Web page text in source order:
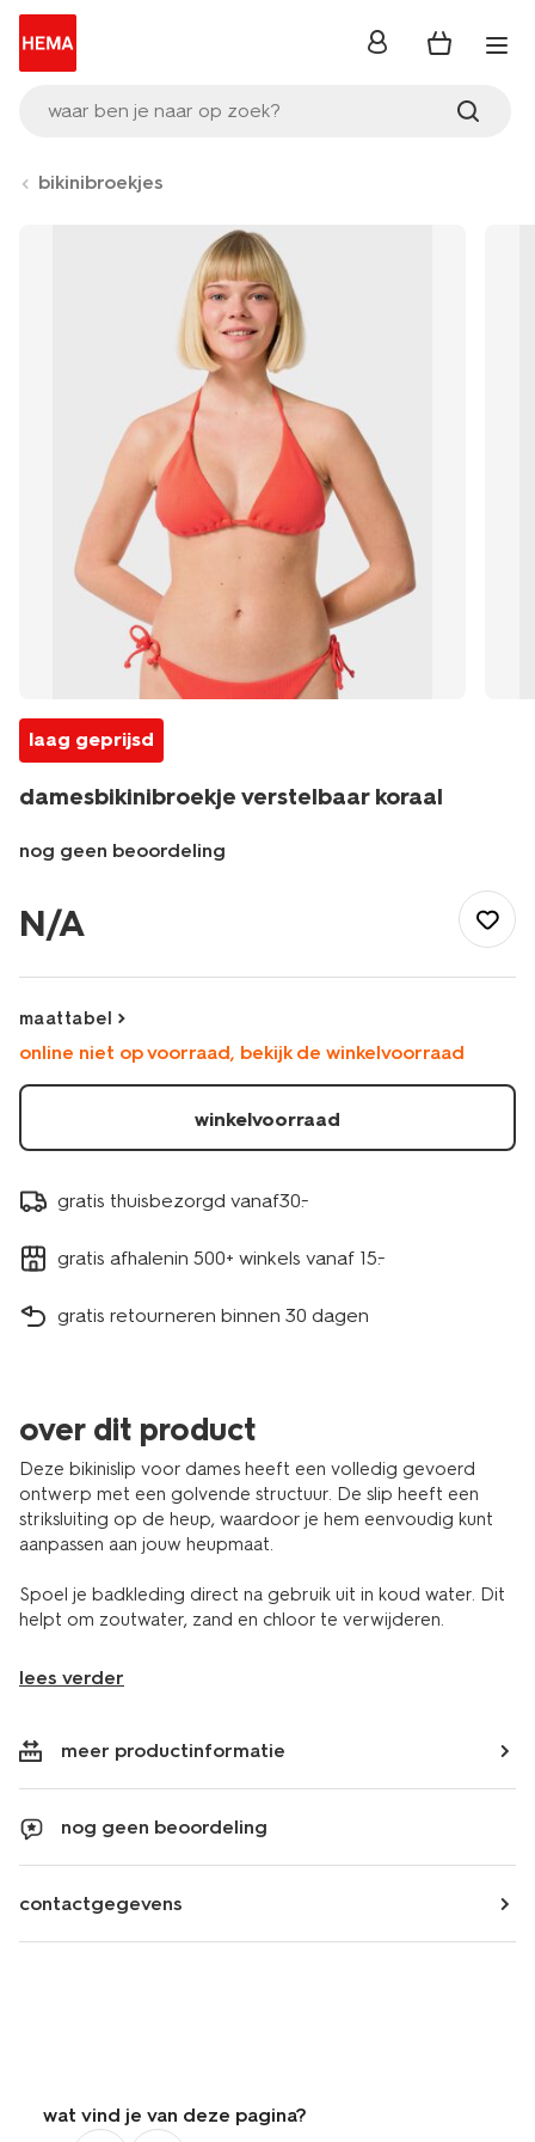
waar ben je naar op zoek?
inloggen
bikinibroekjes
laag geprijsd
damesbikinibroekje verstelbaar koraal
nog geen beoordeling
verstelbaar-
koraal-
N/A
maattabel
online niet op voorraad, bekijk de winkelvoorraad
winkelvoorraad
gratis thuisbezorgd vanaf30.-
gratis afhalenin 500+ winkels vanaf 15.-
gratis retourneren binnen 30 dagen
over dit product
Deze bikinislip voor dames heeft een volledig gevoerd
ontwerp met een golvende structuur. De slip heeft een
striksluiting op de heup, waardoor je hem eenvoudig kunt
aanpassen aan jouw heupmaat.
Spoel je badkleding direct na gebruik uit in koud water. Dit
helpt om zoutwater, zand en chloor te verwijderen.
lees verder
meer productinformatie
nog geen beoordeling
contactgegevens
wat vind je van deze pagina?